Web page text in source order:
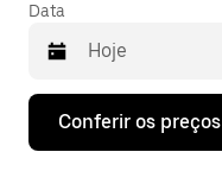
Data
Pressione
seta
Conferir os preços